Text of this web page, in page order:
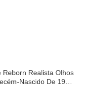
Reborn Realista Olhos
Nascido De 19